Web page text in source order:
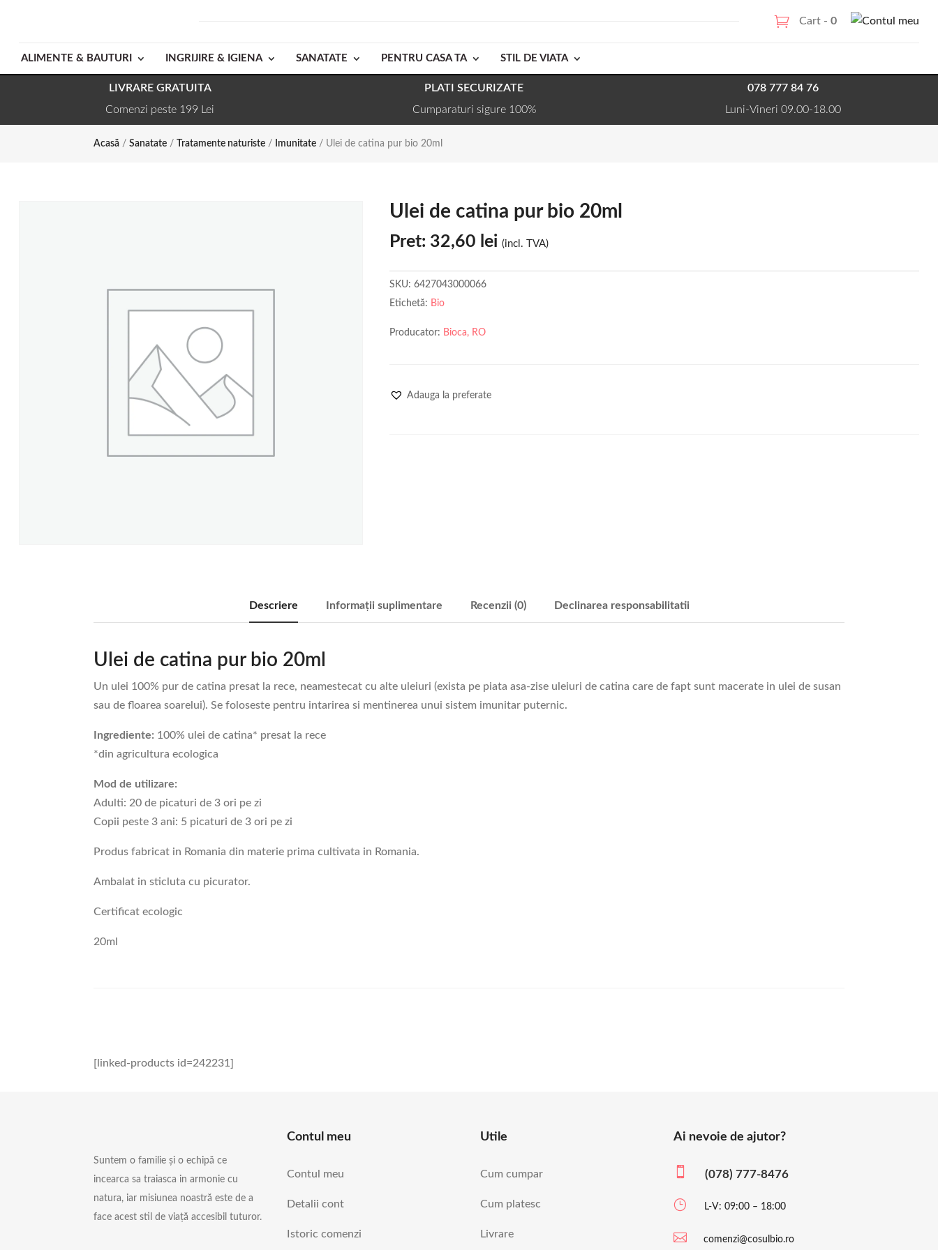
Cart -0
ALIMENTE & BAUTURI INGRIJIRE & IGIENA SANATATE PENTRU CASA TA STIL DE VIATA
LIVRARE GRATUITA
Comenzi peste 199 Lei
PLATI SECURIZATE
Cumparaturi sigure 100%
078 777 84 76
Luni-Vineri 09.00-18.00
Acasă /Sanatate / Tratamente naturiste / Imunitate / Ulei de catina pur bio 20ml
Ulei de catina pur bio 20ml
Pret: 32,60 lei (incl. TVA)
SKU:6427043000066
Etichetă: Bio
Producator: Bioca, RO
Adauga la preferate
Descriere Informații suplimentare Recenzii (0) Declinarea responsabilitatii
Ulei de catina pur bio 20ml
Un ulei 100% pur de catina presat la rece, neamestecat cu alte uleiuri (exista pe piata asa-zise uleiuri de catina care de fapt sunt macerate in ulei de susan
sau de floarea soarelui). Se foloseste pentru intarirea si mentinerea unui sistem imunitar puternic.
Ingrediente: 100% ulei de catina* presat la rece
*din agricultura ecologica
Mod de utilizare:
Adulti: 20 de picaturi de 3 ori pe zi
Copii peste 3 ani: 5 picaturi de 3 ori pe zi
Produs fabricat in Romania din materie prima cultivata in Romania.
Ambalat in sticluta cu picurator.
Certificat ecologic
20ml
[linked-products id=242231]
Suntem o familie și o echipă ce
incearca sa traiasca in armonie cu
natura, iar misiunea noastră este de a
face acest stil de viață accesibil tuturor.
Contul meu
Contul meu
Detalii cont
Istoric comenzi
Utile
Cum cumpar
Cum platesc
Livrare
Ai nevoie de ajutor?
 (078) 777-8476
} L-V: 09:00 – 18:00
 comenzi@cosulbio.ro